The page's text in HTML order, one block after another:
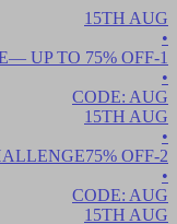
15TH AUG
•
1-STEP CHALLENGE
— UP TO 75% OFF
•
CODE: AUG
15TH AUG
•
2-STEP CHALLENGE
75% OFF
•
CODE: AUG
15TH AUG